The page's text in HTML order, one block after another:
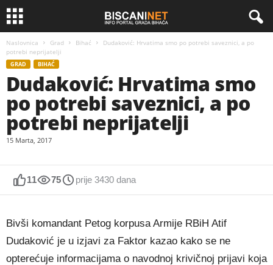
Naslovnica Grad Bihać
Dudaković: Hrvatima smo po potrebi saveznici, a po
potrebi neprijatelji
GRAD BIHAĆ
Dudaković: Hrvatima smo
po potrebi saveznici, a po
potrebi neprijatelji
15 Marta, 2017
11 75 prije 3430 dana
Bivši komandant Petog korpusa Armije RBiH Atif
Dudaković je u izjavi za Faktor kazao kako se ne
opterećuje informacijama o navodnoj krivičnoj prijavi koja